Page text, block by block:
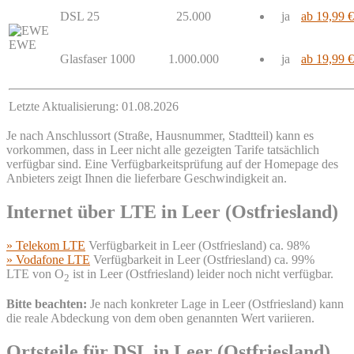
EWE
DSL 25 25.000 ja ab 19,99 €
Glasfaser 1000 1.000.000 ja ab 19,99 €
Letzte Aktualisierung: 01.08.2026
Je nach Anschlussort (Straße, Hausnummer, Stadtteil) kann es
vorkommen, dass in Leer nicht alle gezeigten Tarife tatsächlich
verfügbar sind. Eine Verfügbarkeitsprüfung auf der Homepage des
Anbieters zeigt Ihnen die lieferbare Geschwindigkeit an.
Internet über LTE in Leer (Ostfriesland)
» Telekom LTE Verfügbarkeit in Leer (Ostfriesland) ca. 98%
» Vodafone LTE Verfügbarkeit in Leer (Ostfriesland) ca. 99%
LTE von O2 ist in Leer (Ostfriesland) leider noch nicht verfügbar.
Bitte beachten: Je nach konkreter Lage in Leer (Ostfriesland) kann
die reale Abdeckung von dem oben genannten Wert variieren.